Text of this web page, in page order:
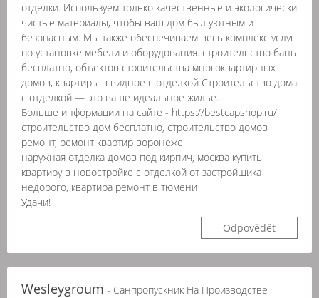
отделки. Используем только качественные и экологически
чистые материалы, чтобы ваш дом был уютным и
безопасным. Мы также обеспечиваем весь комплекс услуг
по установке мебели и оборудования. строительство бань
бесплатно, объектов строительства многоквартирных
домов, квартиры в видное с отделкой Строительство дома
с отделкой — это ваше идеальное жилье.
Больше информации на сайте - https://bestcapshop.ru/
строительство дом бесплатно, строительство домов
ремонт, ремонт квартир воронеже
наружная отделка домов под кирпич, москва купить
квартиру в новостройке с отделкой от застройщика
недорого, квартира ремонт в тюмени
Удачи!
Odpovědět
Wesleygroum - Санпропускник На Производстве